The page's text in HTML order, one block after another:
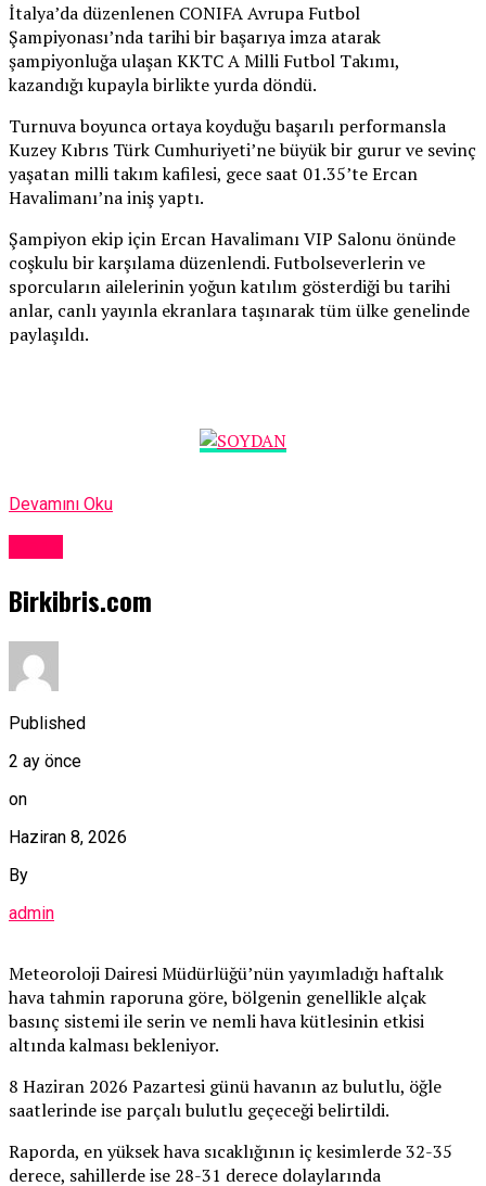
İtalya’da düzenlenen CONIFA Avrupa Futbol
Şampiyonası’nda tarihi bir başarıya imza atarak
şampiyonluğa ulaşan KKTC A Milli Futbol Takımı,
kazandığı kupayla birlikte yurda döndü.
Turnuva boyunca ortaya koyduğu başarılı performansla
Kuzey Kıbrıs Türk Cumhuriyeti’ne büyük bir gurur ve sevinç
yaşatan milli takım kafilesi, gece saat 01.35’te Ercan
Havalimanı’na iniş yaptı.
Şampiyon ekip için Ercan Havalimanı VIP Salonu önünde
coşkulu bir karşılama düzenlendi. Futbolseverlerin ve
sporcuların ailelerinin yoğun katılım gösterdiği bu tarihi
anlar, canlı yayınla ekranlara taşınarak tüm ülke genelinde
paylaşıldı.
Devamını Oku
Birkibris.com
Published
2 ay önce
on
Haziran 8, 2026
By
admin
Meteoroloji Dairesi Müdürlüğü’nün yayımladığı haftalık
hava tahmin raporuna göre, bölgenin genellikle alçak
basınç sistemi ile serin ve nemli hava kütlesinin etkisi
altında kalması bekleniyor.
8 Haziran 2026 Pazartesi günü havanın az bulutlu, öğle
saatlerinde ise parçalı bulutlu geçeceği belirtildi.
Raporda, en yüksek hava sıcaklığının iç kesimlerde 32-35
derece, sahillerde ise 28-31 derece dolaylarında